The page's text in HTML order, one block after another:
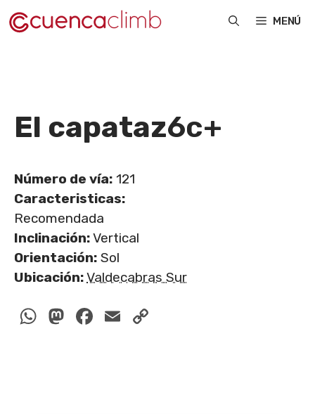
Saltar
al
MENÚ
El capataz6c+
Número de vía: 121
Caracteristicas:
Recomendada
Inclinación:Vertical
Orientación: Sol
Ubicación:Valdecabras Sur
WhatsApp
Mastodon
Facebook
Email